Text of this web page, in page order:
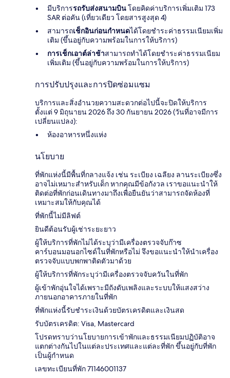
มีบริการรถรับส่งสนามบินโดยคิดค่าบริการเพิ่มเติม 173
SAR ต่อคัน (เที่ยวเดียว โดยสารสูงสุด 4)
สามารถเช็กอินก่อนกำหนดได้โดยชำระค่าธรรมเนียมเพิ่ม
เติม (ขึ้นอยู่กับความพร้อมในการให้บริการ)
การเช็กเอาต์ล่าช้าสามารถทำได้โดยชำระค่าธรรมเนียม
เพิ่มเติม (ขึ้นอยู่กับความพร้อมในการให้บริการ)
การปรับปรุงและการปิดซ่อมแซม
บริการและสิ่งอำนวยความสะดวกต่อไปนี้จะปิดให้บริการ
ตั้งแต่ 9 มิถุนายน 2026 ถึง 30 กันยายน 2026 (วันที่อาจมีการ
เปลี่ยนแปลง):
ห้องอาหารหนึ่งแห่ง
นโยบาย
ที่พักแห่งนี้มีพื้นที่กลางแจ้ง เช่น ระเบียง เฉลียง ลานระเบียงซึ่ง
อาจไม่เหมาะสำหรับเด็ก หากคุณมีข้อกังวล เราขอแนะนำให้
ติดต่อที่พักก่อนเดินทางมาถึงเพื่อยืนยันว่าสามารถจัดห้องที่
เหมาะสมให้กับคุณได้
ที่พักนี้ไม่มีลิฟต์
ยินดีต้อนรับผู้เช่าระยะยาว
ผู้ให้บริการที่พักไม่ได้ระบุว่ามีเครื่องตรวจจับก๊าซ
คาร์บอนมอนอกไซด์ในที่พักหรือไม่ จึงขอแนะนำให้นำเครื่อง
ตรวจจับแบบพกพาติดตัวมาด้วย
ผู้ให้บริการที่พักระบุว่ามีเครื่องตรวจจับควันในที่พัก
ผู้เข้าพักอุ่นใจได้เพราะมีถังดับเพลิงและระบบให้แสงสว่าง
ภายนอกอาคารภายในที่พัก
ที่พักแห่งนี้รับชำระเงินด้วยบัตรเครดิตและเงินสด
รับบัตรเครดิต: Visa, Mastercard
โปรดทราบว่านโยบายการเข้าพักและธรรมเนียมปฏิบัติอาจ
แตกต่างกันไปในแต่ละประเทศและแต่ละที่พัก ขึ้นอยู่กับที่พัก
เป็นผู้กำหนด
เลขทะเบียนที่พัก 71146001137